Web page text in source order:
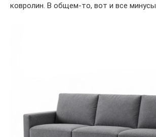
ковролин. В общем-то, вот и все минусы.